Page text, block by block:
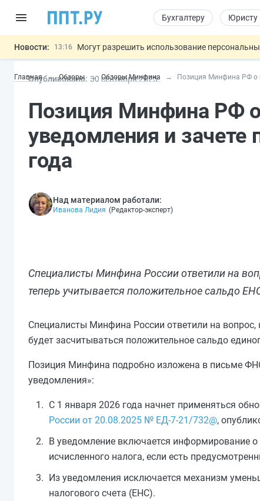
Бухгалтеру Юристу
Новости: 13:16 Могут разрешить использование
12:05 ФНС изменит правила рассмотрения жалоб
14:02
Основания для выдворения иностранцев из
Главная Обзоры Обзоры Минфина Позиция Минфина РФ о
Опубликовано: 30 сентября2025
Позиция Минфина РФ
уведомления и зачете
года
Над материалом работали:
Иванова Лидия (Редактор-эксперт)
Специалисты Минфина России ответили на
теперь учитывается положительное сальдо
Специалисты Минфина России ответили на
будет засчитываться положительное сальдо
Позиция Минфина подробно изложена в письме
уведомления»:
С 1 января 2026 года начнет применяться
России от 20.08.2025 № ЕД-7-21/732@,
В уведомление включается информирование о
исчисленного налога, если есть
Из уведомления исключается механизм
налогового счета (ЕНС).